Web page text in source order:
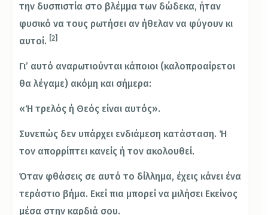
την δυσπιστία στο βλέμμα των δώδεκα, ήταν
φυσικό να τους ρωτήσει αν ήθελαν να φύγουν κι
αυτοί.
[2]
Γι’ αυτό αναρωτιούνται κάποιοι (καλοπροαίρετοι
θα λέγαμε) ακόμη και σήμερα:
«Ή τρελός ή Θεός είναι αυτός».
Συνεπώς δεν υπάρχει ενδιάμεση κατάσταση. Ή
τον απορρίπτει κανείς ή τον ακολουθεί.
Όταν φθάσεις σε αυτό το δίλλημα, έχεις κάνει ένα
τεράστιο βήμα. Εκεί πια μπορεί να μιλήσει Εκείνος
μέσα στην καρδιά σου.